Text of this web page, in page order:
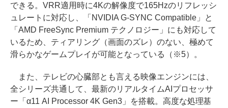
できる。VRR適用時に4Kの解像度で165Hzのリフレッシ
ュレートに対応し、「NVIDIA G-SYNC Compatible」と
「AMD FreeSync Premium テクノロジー」にも対応して
いるため、ティアリング（画面のズレ）のない、極めて
滑らかなゲームプレイが可能となっている（※5）。
また、テレビの心臓部とも言える映像エンジンには、
全シリーズ共通して、最新のリアルタイムAIプロセッサ
ー「α11 AI Processor 4K Gen3」を搭載。高度な処理基